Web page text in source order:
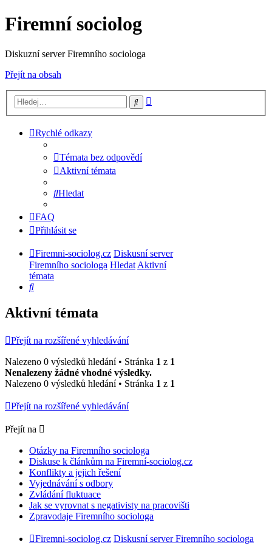
Firemní sociolog
Diskuzní server Firemního sociologa
Přejít na obsah
Hledat
Rychlé odkazy
Témata bez odpovědí
Aktivní témata
Hledat
FAQ
Přihlásit se
Firemni-sociolog.cz Diskusní server
Firemního sociologa HledatAktivní
témata
Hledat
Aktivní témata
Přejít na rozšířené vyhledávání
Nalezeno 0 výsledků hledání • Stránka 1 z 1
Nenalezeny žádné vhodné výsledky.
Nalezeno 0 výsledků hledání • Stránka 1 z 1
Přejít na rozšířené vyhledávání
Přejít na
Otázky na Firemního sociologa
Diskuse k článkům na Firemní-sociolog.cz
Konflikty a jejich řešení
Vyjednávání s odbory
Zvládání fluktuace
Jak se vyrovnat s negativisty na pracovišti
Zpravodaje Firemního sociologa
Firemni-sociolog.cz Diskusní server Firemního sociologa